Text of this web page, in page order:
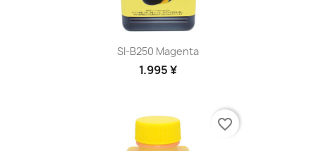
SI-B250 Magenta
1.995 ¥
favorite_border